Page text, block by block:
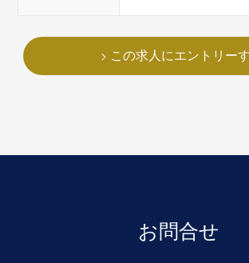
この求人にエントリー
お問合せ